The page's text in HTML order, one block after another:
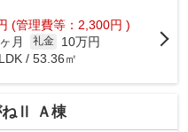
(管理費等：2,300円 )
月 礼金
10万円
/ 53.36㎡
ねⅡ Ａ棟